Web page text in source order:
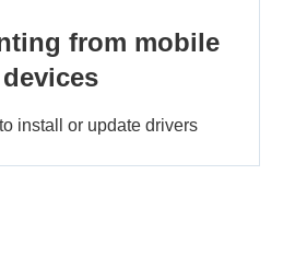
from mobile
devices
install or update drivers